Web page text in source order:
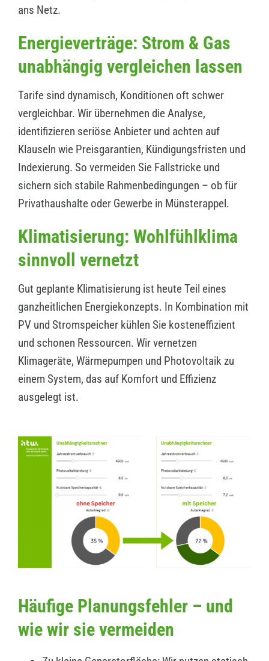
ans Netz.
Energieverträge: Strom & Gas
unabhängig vergleichen lassen
Tarife sind dynamisch, Konditionen oft schwer
vergleichbar. Wir übernehmen die Analyse,
identifizieren seriöse Anbieter und achten auf
Klauseln wie Preisgarantien, Kündigungsfristen und
Indexierung. So vermeiden Sie Fallstricke und
sichern sich stabile Rahmenbedingungen – ob für
Privathaushalte oder Gewerbe in Münsterappel.
Klimatisierung: Wohlfühlklima
sinnvoll vernetzt
Gut geplante Klimatisierung ist heute Teil eines
ganzheitlichen Energiekonzepts. In Kombination mit
PV und Stromspeicher kühlen Sie kosteneffizient
und schonen Ressourcen. Wir vernetzen
Klimageräte, Wärmepumpen und Photovoltaik zu
einem System, das auf Komfort und Effizienz
ausgelegt ist.
Häufige Planungsfehler – und
wie wir sie vermeiden